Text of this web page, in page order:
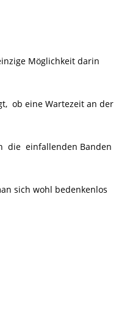
Möglichkeit darin
ob eine Wartezeit an der
die einfallenden Banden
sich wohl bedenkenlos